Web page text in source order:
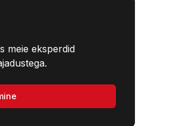
meie eksperdid